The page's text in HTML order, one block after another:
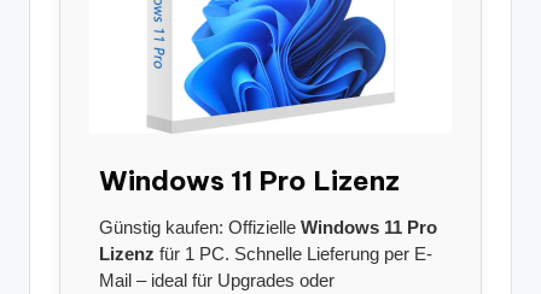
Windows 11 Pro Lizenz
Günstig kaufen: Offizielle Windows 11 Pro
Lizenz für 1 PC. Schnelle Lieferung per E-
Mail – ideal für Upgrades oder